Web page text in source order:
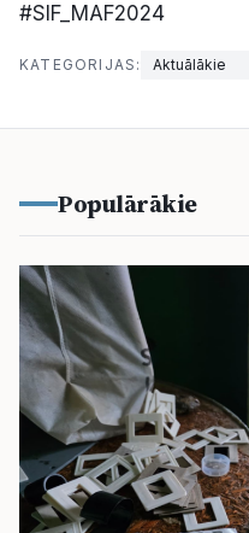
#SIF_MAF2024
KATEGORIJAS: Aktuālākie
Populārākie